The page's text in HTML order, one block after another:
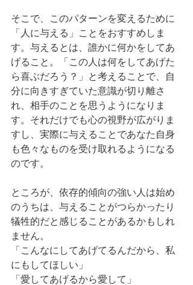
そこで、このパターンを変えるために
「人に与える」ことをおすすめしま
す。与えるとは、誰かに何かをしてあ
げること。「この人は何をしてあげた
ら喜ぶだろう？」と考えることで、自
分に向きすぎていた意識が切り離さ
れ、相手のことを思うようになりま
す。それだけでも心の視野が広がりま
すし、実際に与えることであなた自身
も色々なものを受け取れるようになる
のです。
ところが、依存的傾向の強い人は始め
のうちは、与えることがつらかったり
犠牲的だと感じることがあるかもしれ
ません。
「こんなにしてあげてるんだから、私
にもしてほしい」
「愛してあげるから愛して」